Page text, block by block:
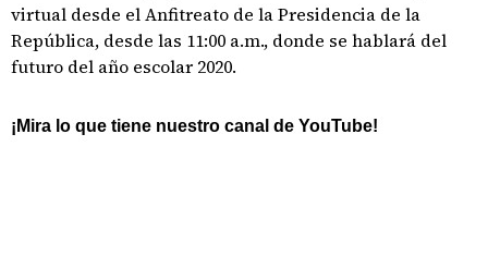
virtual desde el Anfitreato de la Presidencia de la
República, desde las 11:00 a.m., donde se hablará del
futuro del año escolar 2020.
¡Mira lo que tiene nuestro canal de YouTube!